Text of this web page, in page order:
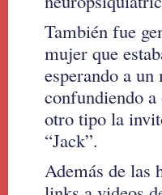
También fue
mujer que
esperando a
confundiendo
otro tipo la
“Jack”.
Además de las